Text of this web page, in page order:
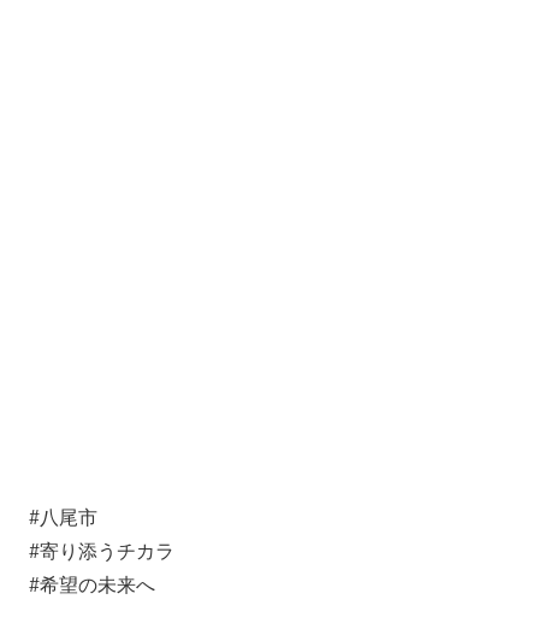
#八尾市
#寄り添うチカラ
#希望の未来へ